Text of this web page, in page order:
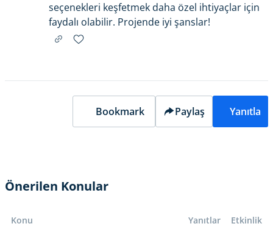
seçenekleri keşfetmek daha özel ihtiyaçlar için
faydalı olabilir. Projende iyi şanslar!
Bookmark Paylaş Yanıtla
Önerilen Konular
Konu Yanıtlar Etkinlik